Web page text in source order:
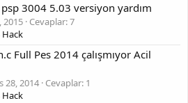
3004 5.03 versiyon yardım
2015 Cevaplar: 7
Hack
Full Pes 2014 çalışmıyor Acil
28, 2014 Cevaplar: 1
Hack